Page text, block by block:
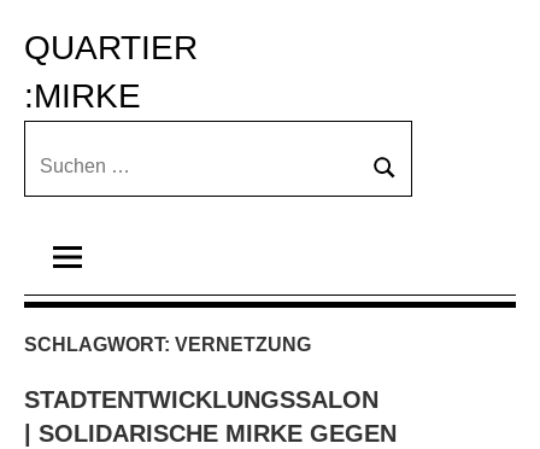
Inhalt
springen
QUARTIER
:MIRKE
Suchen
Suchen
SCHLAGWORT: VERNETZUNG
STADTENTWICKLUNGSSALON
| SOLIDARISCHE MIRKE GEGEN